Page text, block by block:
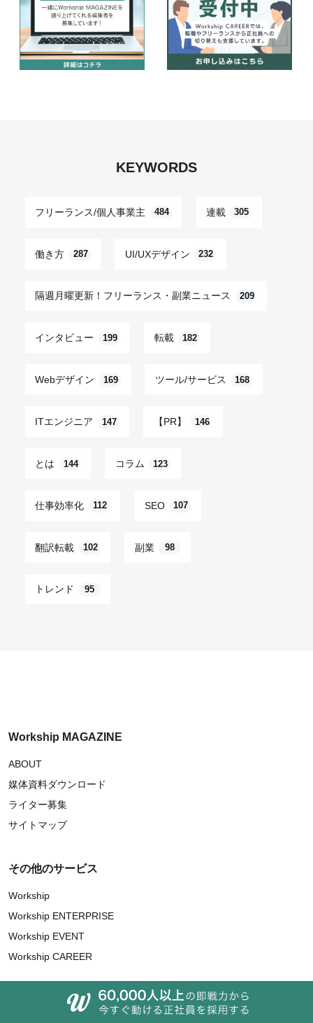
KEYWORDS
フリーランス/個人事業主 484 連載 305
働き方 287 UI/UXデザイン 232
隔週月曜更新！フリーランス・副業ニュース 209
インタビュー 199 転載 182
Webデザイン 169 ツール/サービス 168
ITエンジニア 147 【PR】 146
とは 144 コラム 123
仕事効率化 112 SEO 107
翻訳転載 102 副業 98
トレンド 95
Workship MAGAZINE
ABOUT
媒体資料ダウンロード
ライター募集
サイトマップ
その他のサービス
Workship
Workship ENTERPRISE
Workship EVENT
Workship CAREER